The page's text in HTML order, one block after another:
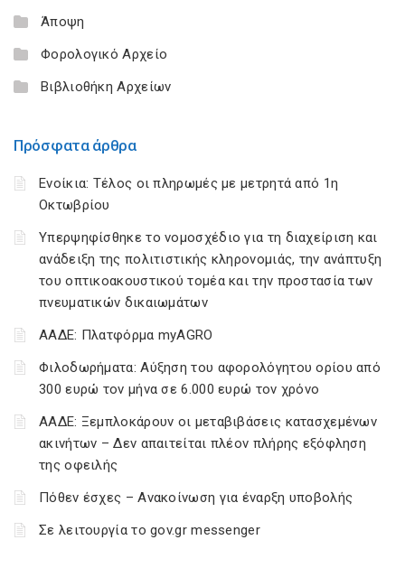
Άποψη
Φορολογικό Αρχείο
Βιβλιοθήκη Αρχείων
Πρόσφατα άρθρα
Ενοίκια: Τέλος οι πληρωμές με μετρητά από 1η
Οκτωβρίου
Υπερψηφίσθηκε το νομοσχέδιο για τη διαχείριση και
ανάδειξη της πολιτιστικής κληρονομιάς, την ανάπτυξη
του οπτικοακουστικού τομέα και την προστασία των
πνευματικών δικαιωμάτων
ΑΑΔΕ: Πλατφόρμα myAGRO
Φιλοδωρήματα: Αύξηση του αφορολόγητου ορίου από
300 ευρώ τον μήνα σε 6.000 ευρώ τον χρόνο
ΑΑΔΕ: Ξεμπλοκάρουν οι μεταβιβάσεις κατασχεμένων
ακινήτων – Δεν απαιτείται πλέον πλήρης εξόφληση
της οφειλής
Πόθεν έσχες – Ανακοίνωση για έναρξη υποβολής
Σε λειτουργία το gov.gr messenger